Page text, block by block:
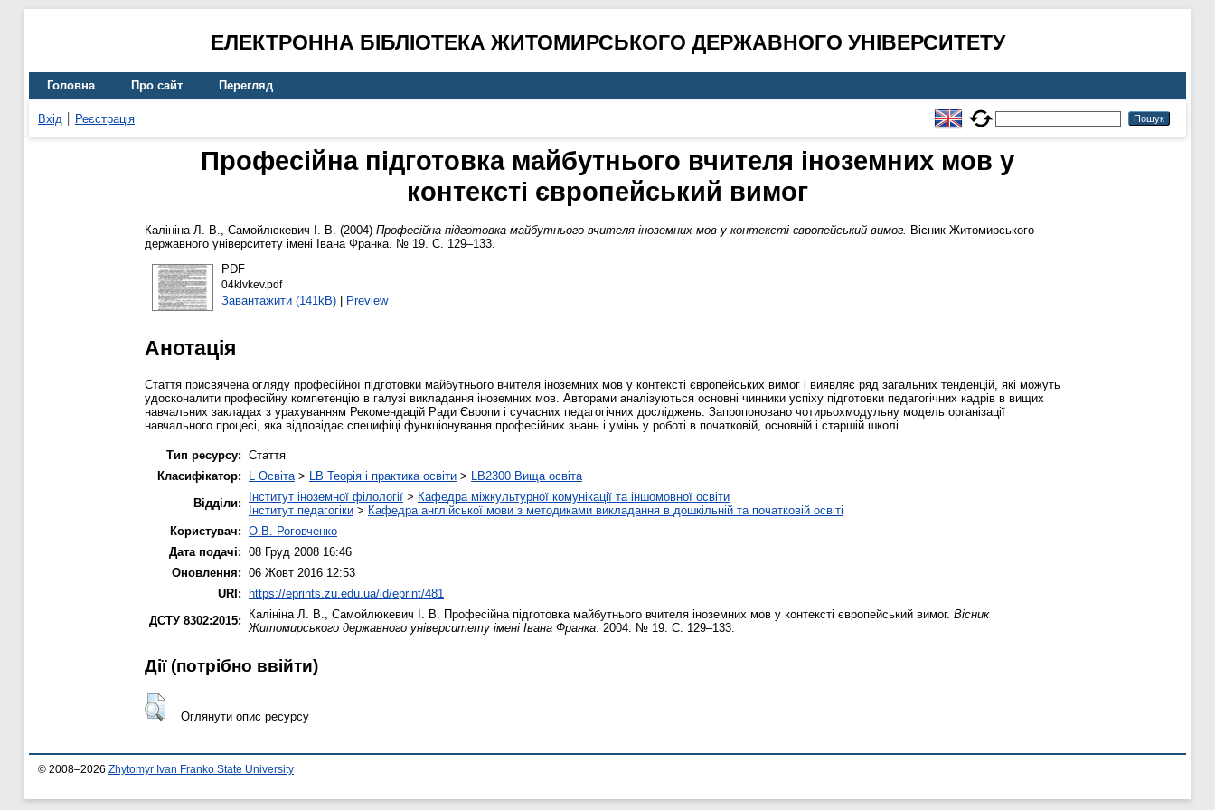
ЕЛЕКТРОННА БІБЛІОТЕКА ЖИТОМИРСЬКОГО ДЕРЖАВНОГО УНІВЕРСИТЕТУ
Головна Про сайт Перегляд
Вхід Реєстрація
Професійна підготовка майбутнього вчителя іноземних мов у
контексті європейський вимог
Калініна Л. В., Самойлюкевич І. В. (2004) Професійна підготовка майбутнього вчителя іноземних мов у контексті європейський вимог. Вісник Житомирського
державного університету імені Івана Франка. № 19. С. 129–133.
PDF
04klvkev.pdf
Завантажити (141kB)| Preview
Анотація
Стаття присвячена огляду професійної підготовки майбутнього вчителя іноземних мов у контексті європейських вимог і виявляє ряд загальних тенденцій, які можуть
удосконалити професійну компетенцію в галузі викладання іноземних мов. Авторами аналізуються основні чинники успіху підготовки педагогічних кадрів в вищих
навчальних закладах з урахуванням Рекомендацій Ради Європи і сучасних педагогічних досліджень. Запропоновано чотирьохмодульну модель організації
навчального процесі, яка відповідає специфіці функціонування професійних знань і умінь у роботі в початковій, основній і старшій школі.
Тип ресурсу: Стаття
Класифікатор:
L Освіта > LB Теорія і практика освіти > LB2300 Вища освіта
Відділи:
Інститут іноземної філології > Кафедра міжкультурної комунікації та іншомовної освіти
Інститут педагогіки > Кафедра англійської мови з методиками викладання в дошкільній та початковій освіті
Користувач: О.В. Роговченко
Дата подачі: 08 Груд 2008 16:46
Оновлення: 06 Жовт 2016 12:53
URI: https://eprints.zu.edu.ua/id/eprint/481
ДСТУ 8302:2015:
Калініна Л. В. Самойлюкевич І. В. Професійна підготовка майбутнього вчителя іноземних мов у контексті європейський вимог. Вісник
Житомирського державного університету імені Івана Франка . 2004. № 19. С. 129–133.
Дії ​​(потрібно ввійти)
Оглянути опис ресурсу
© 2008–2026 Zhytomyr Ivan Franko State University